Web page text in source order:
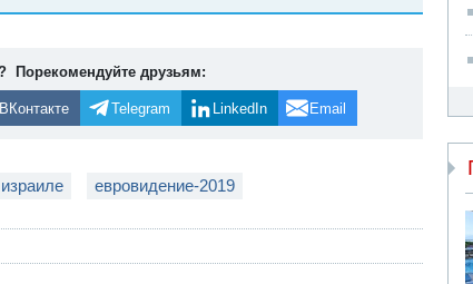
Порекомендуйте друзьям:
ВКонтакте Telegram LinkedIn Email
евровидение-2019